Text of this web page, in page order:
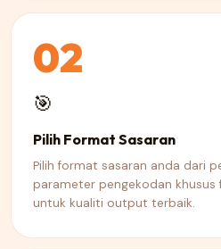
02
🎯
Pilih Format Sasaran
Pilih format sasaran anda dari
parameter pengekodan
untuk kualiti output terbaik.